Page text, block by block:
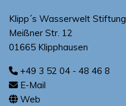
Klipp´s Wasserwelt Stiftung
Meißner Str. 12
01665 Klipphausen
+49 3 52 04 - 48 46 8
E-Mail
Web